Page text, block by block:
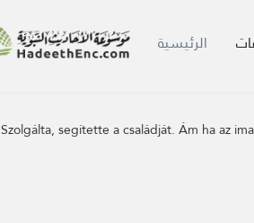
الرئيسية
Szolgálta, segítette a családját. Ám ha az